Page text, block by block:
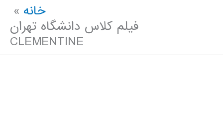
خانه
فیلم کلاس دانشگاه تهران
CLEMENTINE